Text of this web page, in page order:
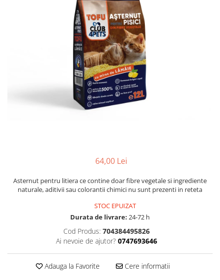
64,00 Lei
Asternut pentru litiera ce contine doar fibre vegetale si ingrediente
naturale, aditivii sau colorantii chimici nu sunt prezenti in reteta
STOC EPUIZAT
Durata de livrare: 24-72 h
Cod Produs: 704384495826
Ai nevoie de ajutor? 0747693646
Adauga la Favorite Cere informatii